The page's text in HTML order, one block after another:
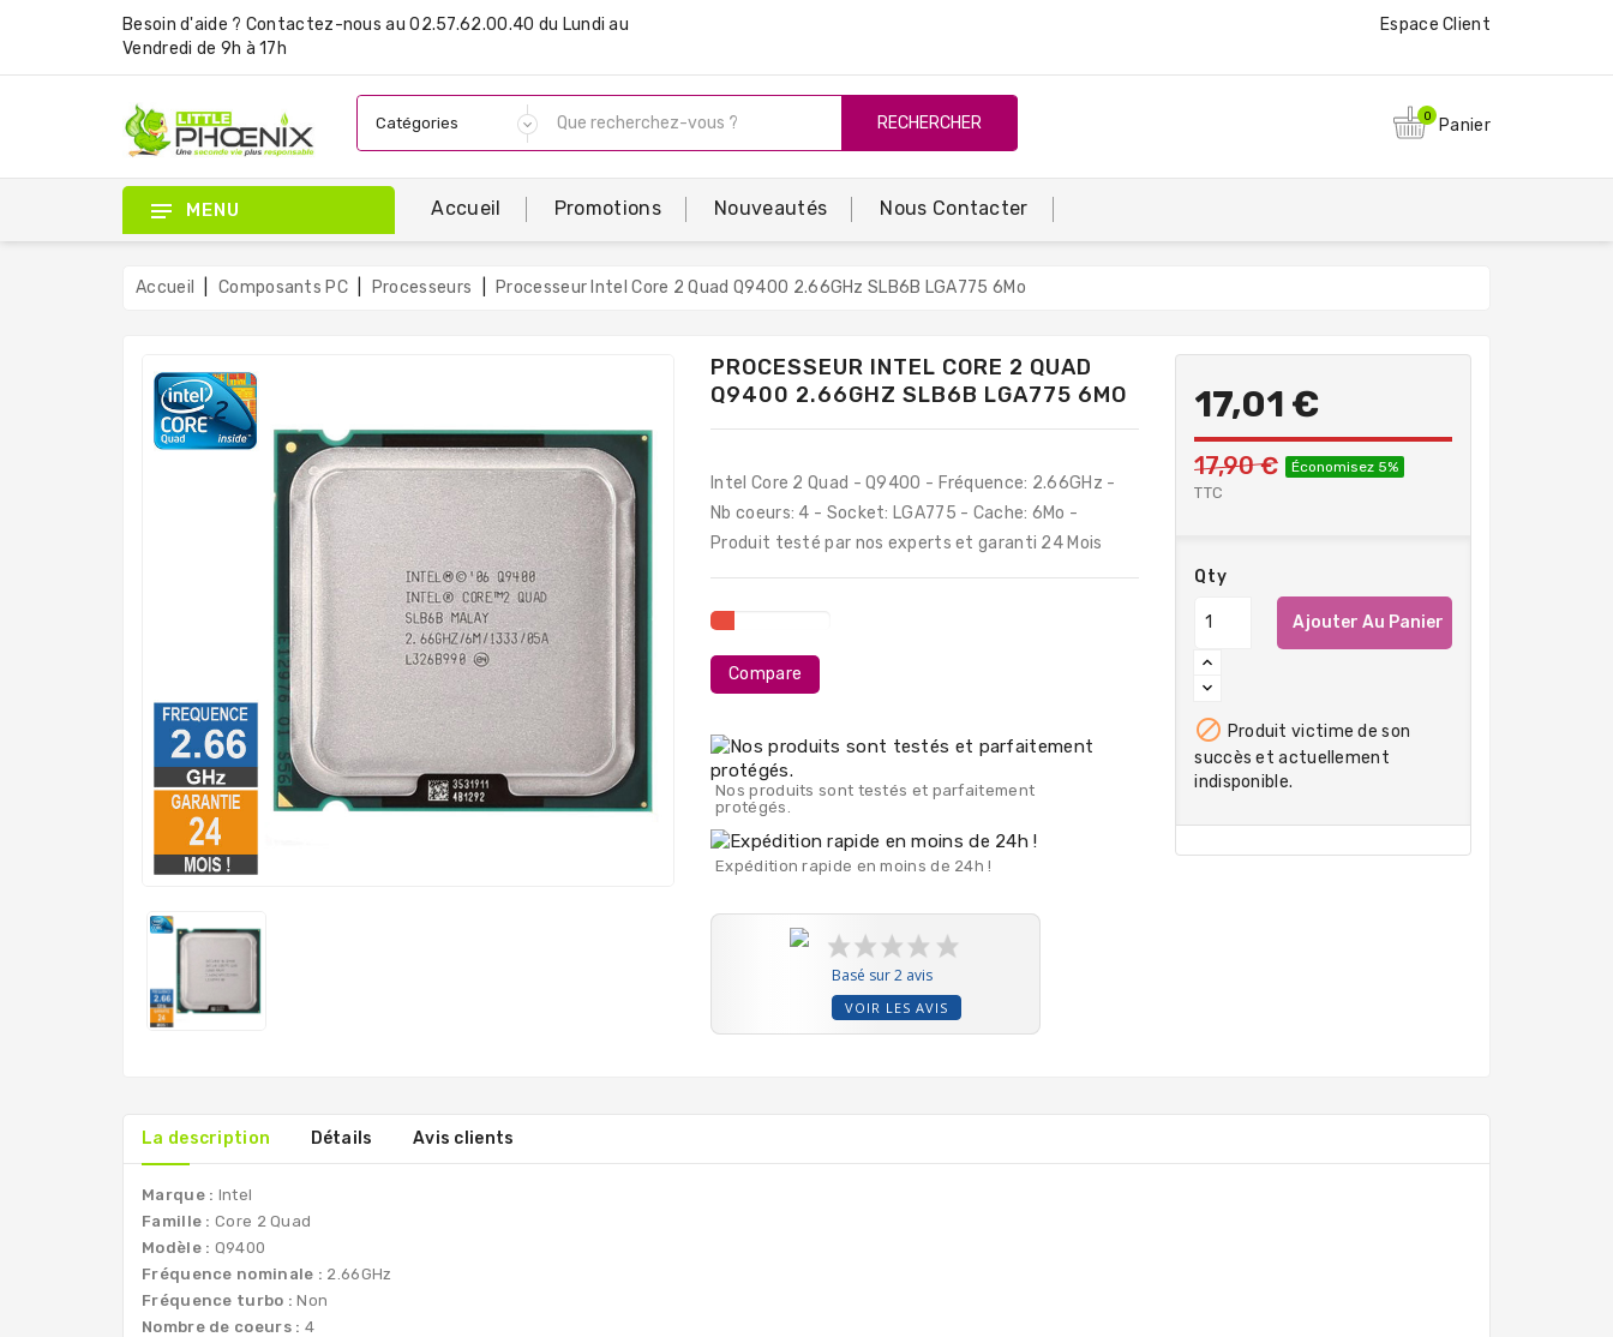
Besoin d'aide ? Contactez-nous au 02.57.62.00.40 du Lundi au
Vendredi de 9h à 17h
Espace Client
RECHERCHER 0 Panier
MENU Accueil Promotions Nouveautés Nous Contacter
Accueil Composants PC Processeurs Processeur Intel Core 2 Quad Q9400 2.66GHz SLB6B LGA775 6Mo
PROCESSEUR INTEL CORE 2 QUAD
Q9400 2.66GHZ SLB6B LGA775 6MO
Intel Core 2 Quad - Q9400 - Fréquence: 2.66GHz -
Nb coeurs: 4 - Socket: LGA775 - Cache: 6Mo -
Produit testé par nos experts et garanti 24 Mois
Compare
Nos produits sont testés et parfaitement
protégés.
Expédition rapide en moins de 24h !
Basé sur 2 avis
VOIR LES AVIS
17,01 €
17,90 € Économisez 5%
TTC
Qty
Ajouter Au Panier
 Produit victime de son
succès et actuellement
indisponible.
La description Détails Avis clients
Marque : Intel
Famille : Core 2 Quad
Modèle : Q9400
Fréquence nominale : 2.66GHz
Fréquence turbo : Non
Nombre de coeurs : 4